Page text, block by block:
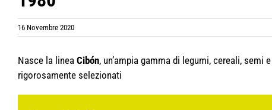
16 Novembre 2020
Nasce la linea Cibón, un’ampia gamma di legumi, cereali,
rigorosamente selezionati